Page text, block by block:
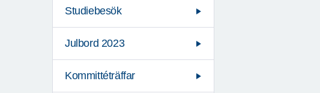
Studiebesök
Julbord 2023
Kommittéträffar